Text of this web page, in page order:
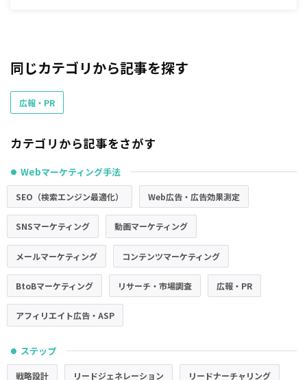
同じカテゴリから記事を探す
広報・PR
カテゴリから記事をさがす
● Webマーケティング手法
SEO（検索エンジン最適化） Web広告・広告効果測定
SNSマーケティング 動画マーケティング
メールマーケティング コンテンツマーケティング
BtoBマーケティング リサーチ・市場調査 広報・PR
アフィリエイト広告・ASP
● ステップ
戦略設計 リードジェネレーション リードナーチャリング